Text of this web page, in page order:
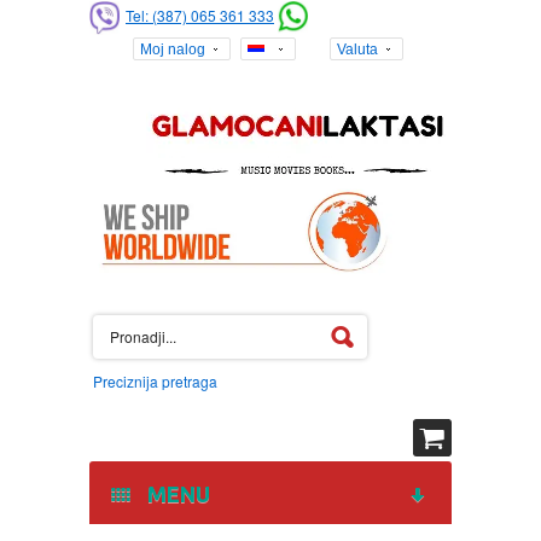
Tel: (387) 065 361 333
Moj nalog Valuta
Preciznija pretraga
MENU